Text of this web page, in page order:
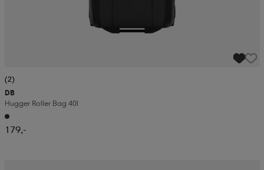
(2)
DB
Hugger Roller Bag 40l
179,-